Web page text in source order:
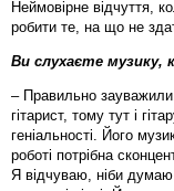
Неймовірне відчуття,
робити те, на що не
Ви слухаєте музику,
– Правильно
гітарист, тому тут і
геніальності. Його
роботі потрібна
Я відчуваю, ніби